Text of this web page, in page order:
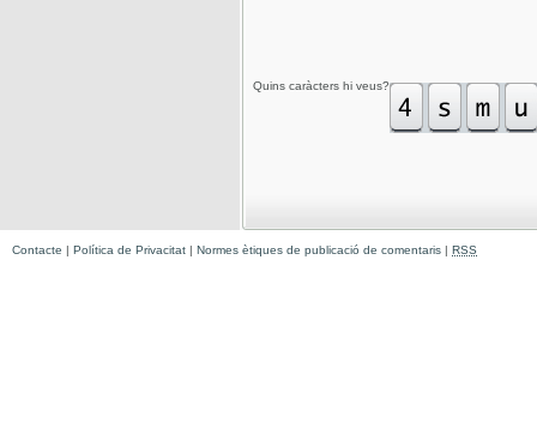
Quins caràcters hi veus?
Contacte | Política de Privacitat | Normes ètiques de publicació de comentaris | RSS